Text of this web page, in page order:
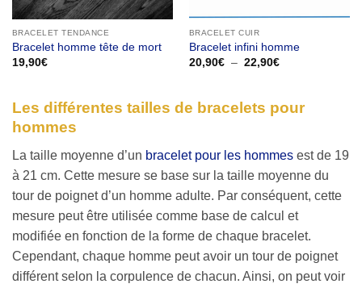
BRACELET TENDANCE
Bracelet homme tête de mort
19,90€
BRACELET CUIR
Bracelet infini homme
20,90€ – 22,90€Plage
à
22,90€
Les différentes tailles de bracelets pour
hommes
La taille moyenne d’un bracelet pour les hommes est de 19
à 21 cm. Cette mesure se base sur la taille moyenne du
tour de poignet d’un homme adulte. Par conséquent, cette
mesure peut être utilisée comme base de calcul et
modifiée en fonction de la forme de chaque bracelet.
Cependant, chaque homme peut avoir un tour de poignet
différent selon la corpulence de chacun. Ainsi, on peut voir